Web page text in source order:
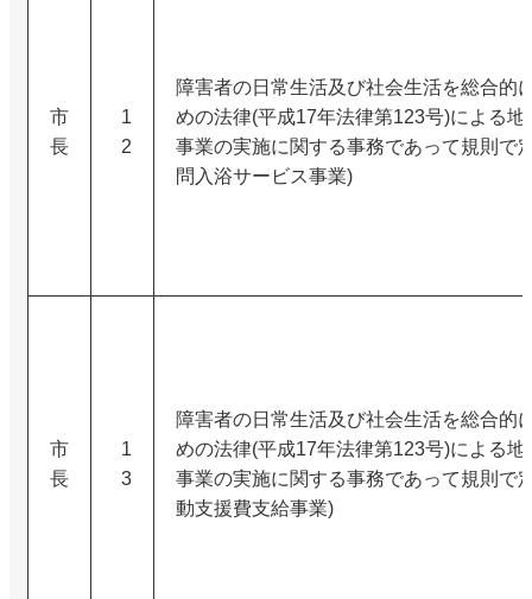
市
長
1
2
障害者の日常生活及び社会生活を総合的
めの法律(平成17年法律第123号)による地
事業の実施に関する事務であって規則で
問入浴サービス事業)
市
長
1
3
障害者の日常生活及び社会生活を総合的
めの法律(平成17年法律第123号)による地
事業の実施に関する事務であって規則で
動支援費支給事業)